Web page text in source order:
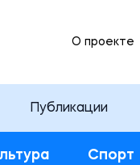
О проекте
Публикации
Спорт